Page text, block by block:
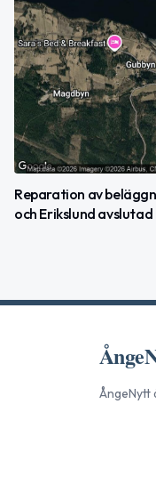
Reparation av
och Erikslund avslutad
ÅngeNytt